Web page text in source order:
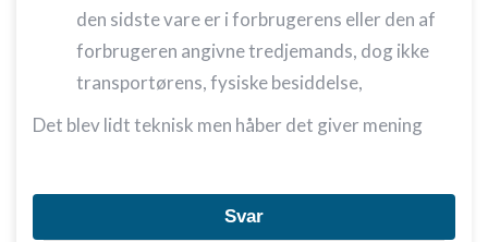
den sidste vare er i forbrugerens eller den af
forbrugeren angivne tredjemands, dog ikke
transportørens, fysiske besiddelse,
Det blev lidt teknisk men håber det giver mening
Svar